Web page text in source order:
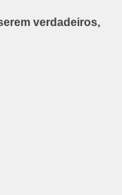
verdadeiros,